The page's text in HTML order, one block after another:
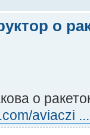
о
о
aviaczi